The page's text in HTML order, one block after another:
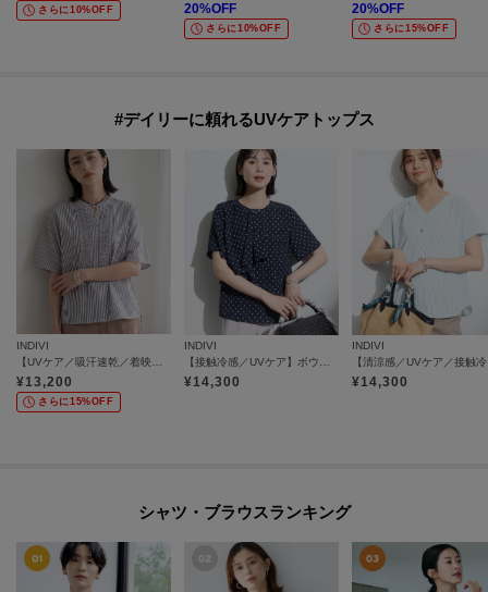
さらに10%OFF
20%OFF
さらに10%OFF
20%OFF
さらに15%OFF
#デイリーに頼れるUVケアトップス
INDIVI
¥13,200
さらに15%OFF
INDIVI
¥14,300
INDIVI
¥14,300
シャツ・ブラウスランキング